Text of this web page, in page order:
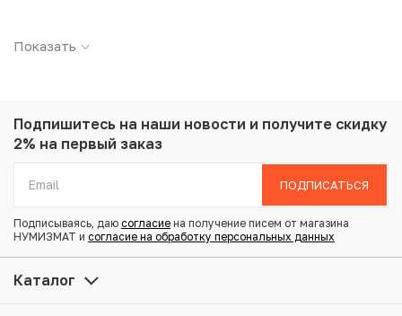
Металл: Биметалл
Вес: 11.87 г
Состояние: AU
Купить 1 миллион лир 2004 года Турция «535 лет
Стамбульскому монетному двору — 2 марта» по
привлекательной цене можно в нашем интернет-
Показать
Подпишитесь на наши новости и получите скидку
2% на первый заказ
ПОДПИСАТЬСЯ
Подписываясь, даю согласие на получение писем от магазина
НУМИЗМАТ и согласие на обработку персональных данных
Каталог